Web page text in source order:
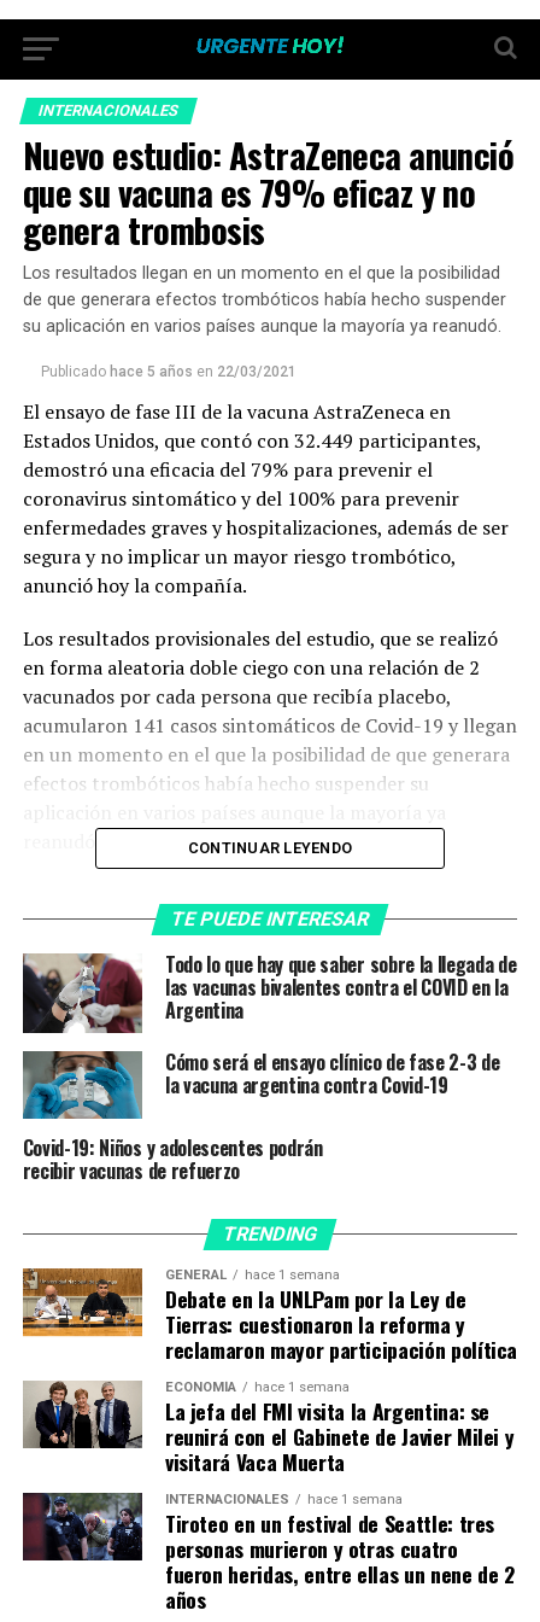
INTERNACIONALES
Nuevo estudio: AstraZeneca anunció
que su vacuna es 79% eficaz y no
genera trombosis
Los resultados llegan en un momento en el que la posibilidad
de que generara efectos trombóticos había hecho suspender
su aplicación en varios países aunque la mayoría ya reanudó.
Publicado hace 5 años en 22/03/2021
El ensayo de fase III de la vacuna AstraZeneca en
Estados Unidos, que contó con 32.449 participantes,
demostró una eficacia del 79% para prevenir el
coronavirus sintomático y del 100% para prevenir
enfermedades graves y hospitalizaciones, además de ser
segura y no implicar un mayor riesgo trombótico,
anunció hoy la compañía.
Los resultados provisionales del estudio, que se realizó
en forma aleatoria doble ciego con una relación de 2
vacunados por cada persona que recibía placebo,
acumularon 141 casos sintomáticos de Covid-19 y llegan
en un momento en el que la posibilidad de que generara
efectos trombóticos había hecho suspender su
monitoreo de seguridad de datos (DSMB) no identificó
problemas de seguridad relacionados. El DSMB realizó
una revisión específica de eventos trombóticos, así
como trombosis del seno venoso cerebral (CVST) con la
ayuda de un neurólogos independientes», indicó el
comunicado de AstraZeneca.
«Contó con 32.449 participantes, demostró una eficacia
del 79% para prevenir el coronavirus sintomático y del
100% para prevenir enfermedades graves y
trombosis o eventos caracterizados por trombosis entre
los 21.583 participantes que recibieron al menos una
dosis de la vacuna. La búsqueda específica de CVST no
encontró eventos en este ensayo».
Además, la compañía informó que su vacuna AZD1222,
desarrollada por la Universidad de Oxford, tuvo una
eficacia «constante según la etnia y la edad» y en
particular,«en los participantes de 65 años o más, la
eficacia de la vacuna fue del 80%».
«Estos hallazgos reconfirman los resultados anteriores
CONTINUAR LEYENDO
TE PUEDE INTERESAR
Todo lo que hay que saber sobre la llegada de
las vacunas bivalentes contra el COVID en la
Argentina
Cómo será el ensayo clínico de fase 2-3 de
la vacuna argentina contra Covid-19
Covid-19: Niños y adolescentes podrán
recibir vacunas de refuerzo
TRENDING
GENERAL hace 1 semana
Debate en la UNLPam por la Ley de
Tierras: cuestionaron la reforma y
reclamaron mayor participación política
ECONOMÍA hace 1 semana
La jefa del FMI visita la Argentina: se
reunirá con el Gabinete de Javier Milei y
visitará Vaca Muerta
INTERNACIONALES hace 1 semana
Tiroteo en un festival de Seattle: tres
personas murieron y otras cuatro
fueron heridas, entre ellas un nene de 2
años